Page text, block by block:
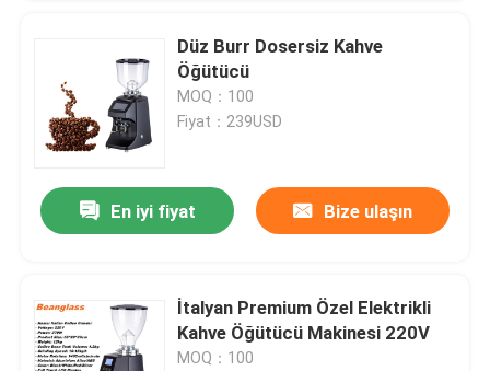
Ürün:% s
Düz Burr Dosersiz Kahve
Öğütücü
MOQ：100
Fiyat：239USD
En iyi fiyat Bize ulaşın
İtalyan Premium Özel Elektrikli
Kahve Öğütücü Makinesi 220V
MOQ：100